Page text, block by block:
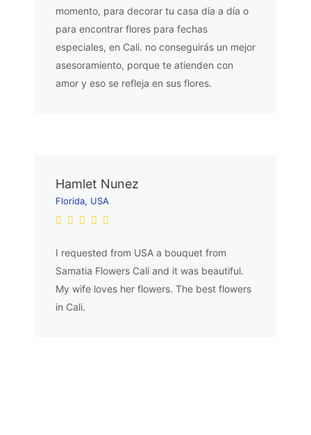
momento, para decorar tu casa día a día o
para encontrar flores para fechas
especiales, en Cali. no conseguirás un mejor
asesoramiento, porque te atienden con
amor y eso se refleja en sus flores.
Hamlet Nunez
Florida, USA
I requested from USA a bouquet from
Samatia Flowers Cali and it was beautiful.
My wife loves her flowers. The best flowers
in Cali.